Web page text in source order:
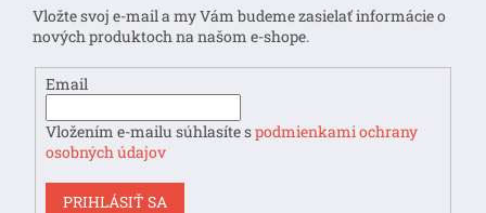
Vložte svoj e-mail a my Vám budeme zasielať informácie o
nových produktoch na našom e-shope.
Email
Vložením e-mailu súhlasíte spodmienkami ochrany
osobných údajov
PRIHLÁSIŤ SA